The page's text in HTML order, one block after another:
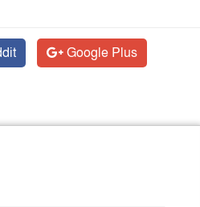
Google Plus